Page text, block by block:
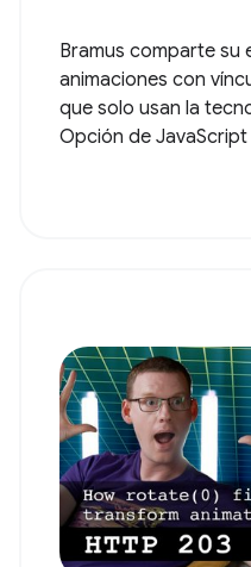
Bramus comparte su
animaciones con
que solo usan la
Opción de